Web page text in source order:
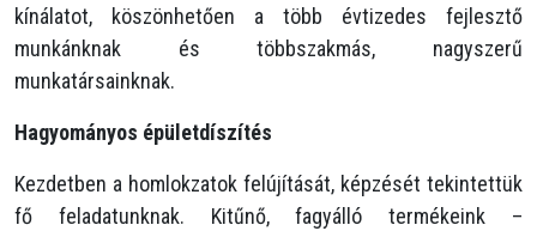
kínálatot, köszönhetően a több évtizedes fejlesztő
munkánknak és többszakmás, nagyszerű
munkatársainknak.
Hagyományos épületdíszítés
Kezdetben a homlokzatok felújítását, képzését tekintettük
fő feladatunknak. Kitűnő, fagyálló termékeink –